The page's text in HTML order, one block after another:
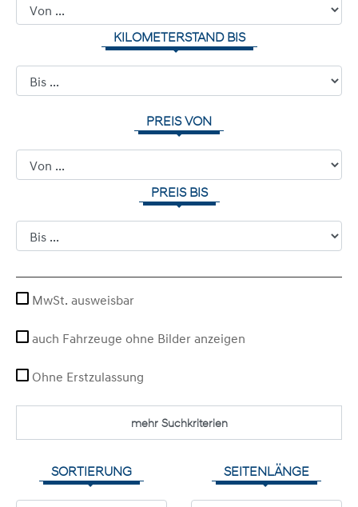
KILOMETERSTAND BIS
PREIS VON
PREIS BIS
MwSt. ausweisbar
auch Fahrzeuge ohne Bilder anzeigen
Ohne Erstzulassung
mehr Suchkriterien
SORTIERUNG SEITENLÄNGE